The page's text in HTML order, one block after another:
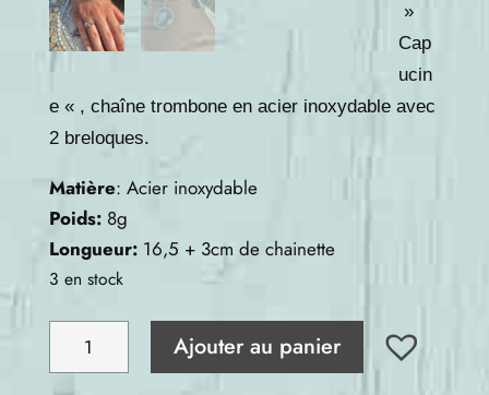
»
Cap
ucin
e « , chaîne trombone en acier inoxydable avec
2 breloques.
Matière: Acier inoxydable
Poids:8g
Longueur:16,5 + 3cm de chainette
3 en stock
quantité
de
Ajouter au panier